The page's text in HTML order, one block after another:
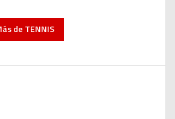
de TENNIS